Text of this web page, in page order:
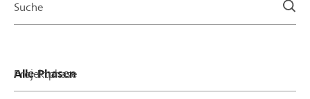
Suche
Projektphase